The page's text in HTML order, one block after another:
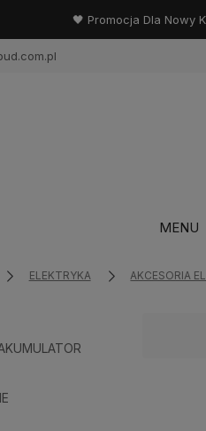
🖤 Promocja Dla Nowy
MENU
ELEKTRYKA AKCESORIA